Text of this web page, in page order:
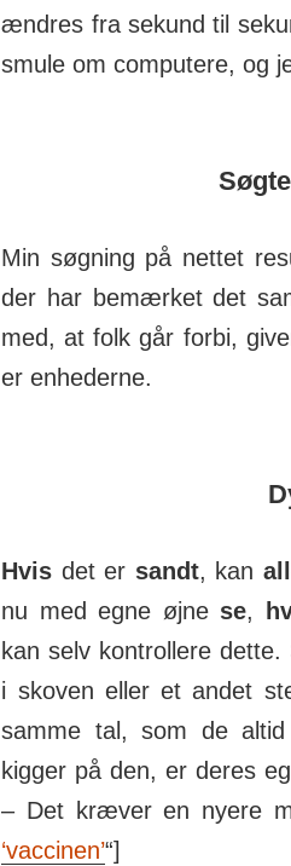
ændres fra sekund til
smule om com­putere, og
Min søgning på nettet
der har be­mærket det
med, at folk går forbi,
er en­hed­erne.
Hvis det er sandt, kan
nu med egne øjne se,
kan selv kon­trollere
i skoven eller et andet
samme tal, som de
kigger på den, er deres
– Det kræver en nyere
‘vac­cinen’“]